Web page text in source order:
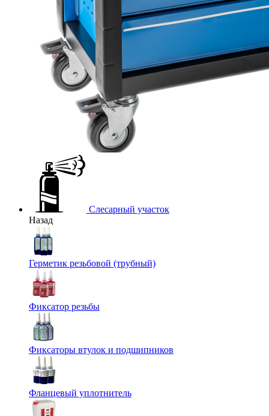
Слесарный участок
Назад
Герметик резьбовой (трубный)
Фиксатор резьбы
Фиксаторы втулок и подшипников
Фланцевый уплотнитель